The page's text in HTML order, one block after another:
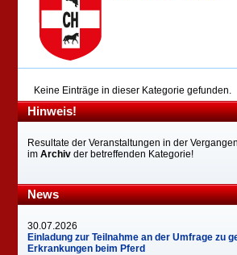
Keine Einträge in dieser Kategorie gefunden.
Hinweis!
Resultate der Veranstaltungen in der
imArchiv der betreffenden Kategorie!
News
30.07.2026
Einladung zur Teilnahme an der Umfrage zu
Erkrankungen beim Pferd